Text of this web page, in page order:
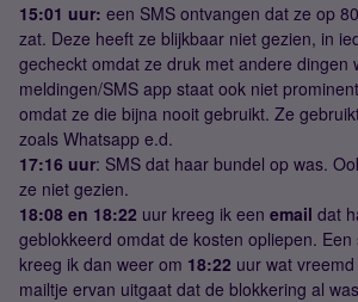
15:01 uur: een SMS ontvangen dat ze op
zat. Deze heeft ze blijkbaar niet gezien, in
gecheckt omdat ze druk met andere dingen
meldingen/SMS app staat ook niet
omdat ze die bijna nooit gebruikt. Ze
zoals Whatsapp e.d.
17:16 uur: SMS dat haar bundel op was.
ze niet gezien.
18:08 en 18:22 uur kreeg ik een email dat
geblokkeerd omdat de kosten opliepen. Een
kreeg ik dan weer om 18:22 uur wat
mailtje ervan uitgaat dat de blokkering al